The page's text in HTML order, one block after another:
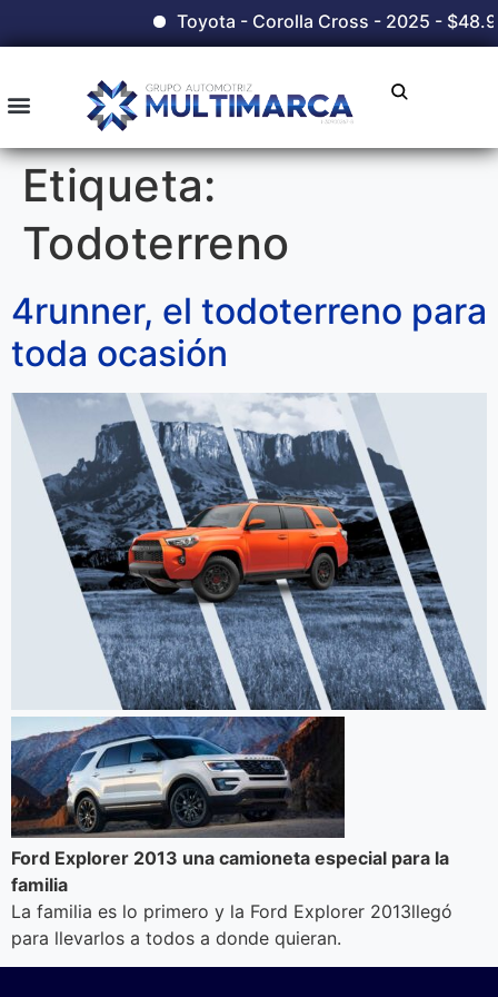
Toyota - Corolla Cross - 2025 -
Etiqueta:
Todoterreno
4runner, el todoterreno para
toda ocasión
Ford Explorer 2013 una camioneta especial para la
familia
La familia es lo primero y la Ford Explorer 2013llegó
para llevarlos a todos a donde quieran.